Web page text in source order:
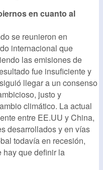
en cuanto al
se reunieron en
internacional que
las emisiones de
fue insuficiente y
llegar a un consenso
justo y
climático. La actual
entre EE.UU y China,
desarrollados y en vías
todavía en recesión,
hay que definir la